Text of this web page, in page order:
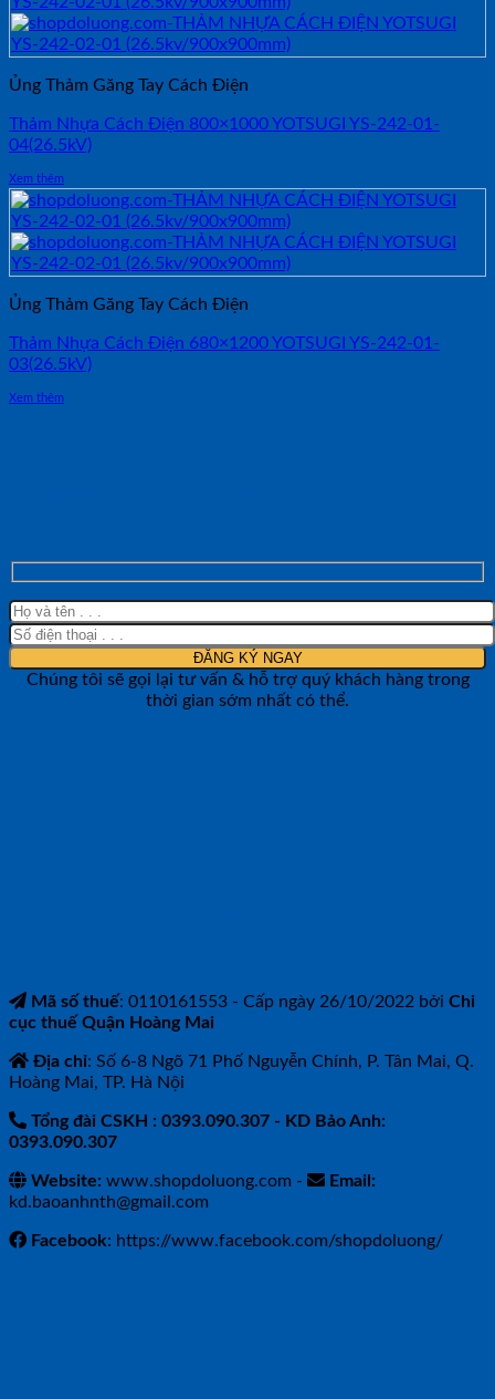
Ủng Thảm Găng Tay Cách Điện
Thảm Nhựa Cách Điện 800×1000 YOTSUGI YS-242-01-
04(26.5kV)
Xem thêm
Ủng Thảm Găng Tay Cách Điện
Thảm Nhựa Cách Điện 680×1200 YOTSUGI YS-242-01-
03(26.5kV)
Xem thêm
Chúng tôi sẽ gọi lại tư vấn & hỗ trợ quý khách hàng trong
thời gian sớm nhất có thể.
Mã số thuế: 0110161553 - Cấp ngày 26/10/2022 bởi Chi
cục thuế Quận Hoàng Mai
Địa chỉ: Số 6-8 Ngõ 71 Phố Nguyễn Chính, P. Tân Mai, Q.
Hoàng Mai, TP. Hà Nội
Tổng đài CSKH : 0393.090.307 - KD Bảo Anh:
0393.090.307
Website: www.shopdoluong.com -
Email:
kd.baoanhnth@gmail.com
Facebook: https://www.facebook.com/shopdoluong/